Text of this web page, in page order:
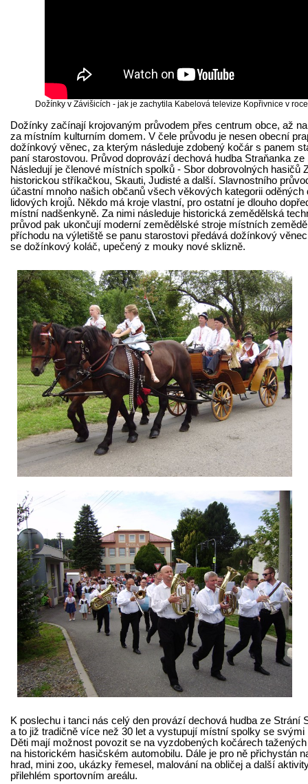
Dožínky v Závišicích - jak je zachytila Kabelová televize Kopřivnice v
Dožínky začínají krojovaným průvodem přes centrum obce, až
za místním kulturním domem. V čele průvodu je nesen obecní
dožínkový věnec, za kterým následuje zdobený kočár s panem
paní starostovou. Průvod doprovází dechová hudba Straňanka ze
Následují je členové místních spolků - Sbor dobrovolných hasičů
historickou stříkačkou, Skauti, Judisté a další. Slavnostního
účastní mnoho našich občanů všech věkových kategorii oděných
lidových krojů. Někdo má kroje vlastní, pro ostatní je dlouho
místní nadšenkyně. Za nimi následuje historická zemědělská
průvod pak ukončují moderní zemědělské stroje místních
příchodu na výletiště se panu starostovi předává dožínkový
se dožínkový koláč, upečený z mouky nové sklizně.
K poslechu i tanci nás celý den provází dechová hudba ze Strání
a to již tradičně více než 30 let a vystupují místní spolky se svými
Děti mají možnost povozit se na vyzdobených kočárech
na historickém hasičském automobilu. Dále je pro ně přichystán
hrad, mini zoo, ukázky řemesel, malování na obličej a další
přilehlém sportovním areálu.